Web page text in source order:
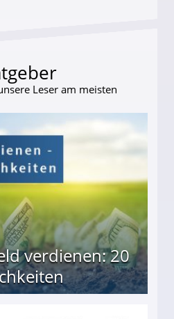
Leser am meisten
verdienen: 20